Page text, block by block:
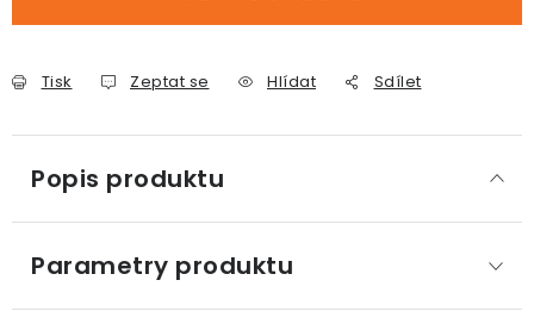
Tisk Zeptat se Hlídat Sdílet
Popis produktu
Parametry produktu